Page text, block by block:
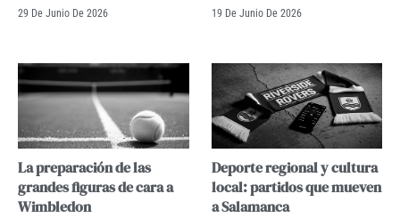
29 De Junio De 2026 19 De Junio De 2026
La preparación de las
grandes figuras de cara a
Wimbledon
Deporte regional y cultura
local: partidos que mueven
a Salamanca